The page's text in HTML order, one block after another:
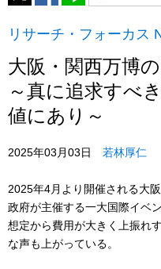
リサーチ・フォーカス
大阪・関西万博
～真に追求すべ
値にあり～
2025年03月03日 若林厚仁
2025年4月より開催される大
政府が主催する一大国際イベ
想定から費用が大きく上振れ
な声も上がっている。